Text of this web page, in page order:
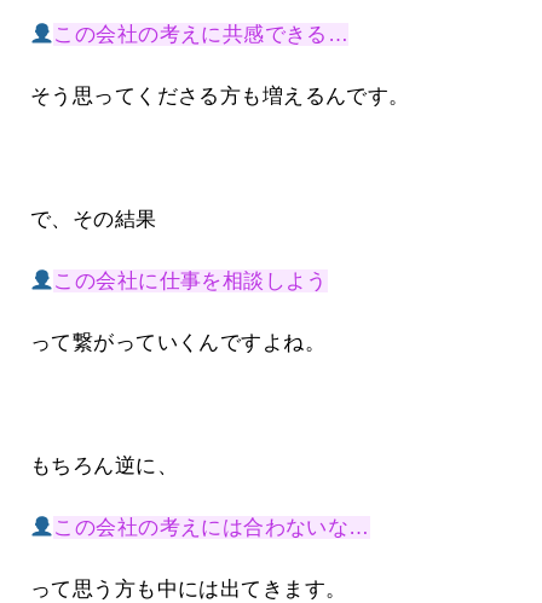
この会社の考えに共感できる…
そう思ってくださる方も増えるんです。
で、その結果
この会社に仕事を相談しよう
って繋がっていくんですよね。
もちろん逆に、
この会社の考えには合わないな…
って思う方も中には出てきます。